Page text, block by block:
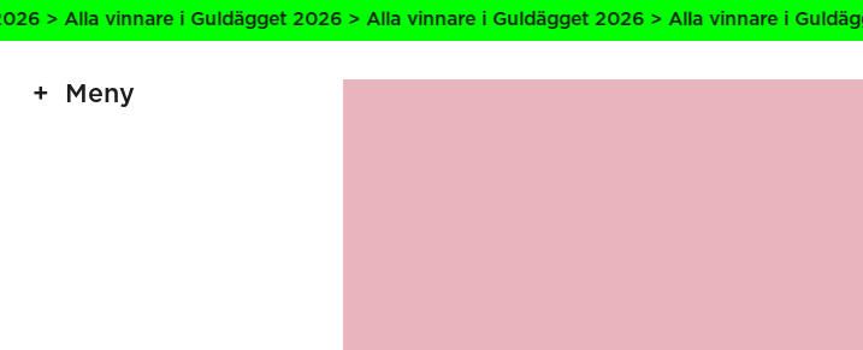
i Guldägget 2026 > Alla vinnare i Guldägget 2026 > Alla vinnare i Guldägget 2026
Meny